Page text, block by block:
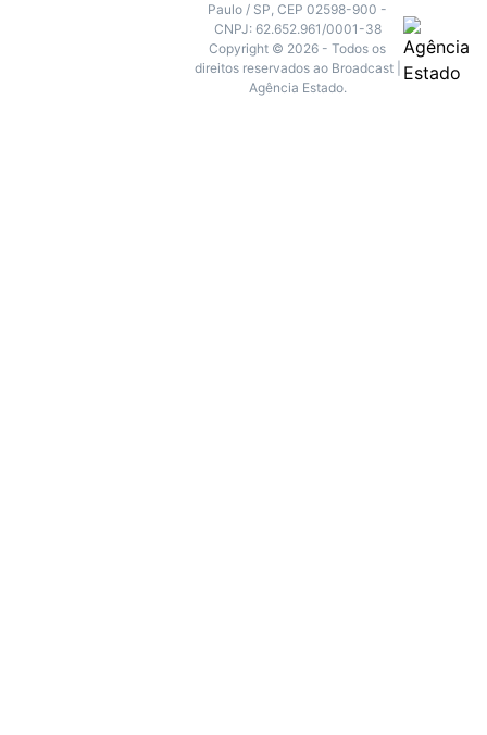
Paulo / SP, CEP 02598-900 -
CNPJ: 62.652.961/0001-38
Copyright © 2026 - Todos os
direitos reservados ao Broadcast |
Agência Estado.